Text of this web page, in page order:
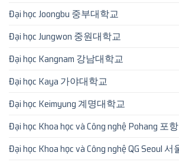
Đại học Joongbu 중부대학교
Đại học Jungwon 중원대학교
Đại học Kangnam 강남대학교
Đại học Kaya 가야대학교
Đại học Keimyung 계명대학교
Đại học Khoa học và Công nghệ Pohang 포
Đại học Khoa học và Công nghệ QG Seoul